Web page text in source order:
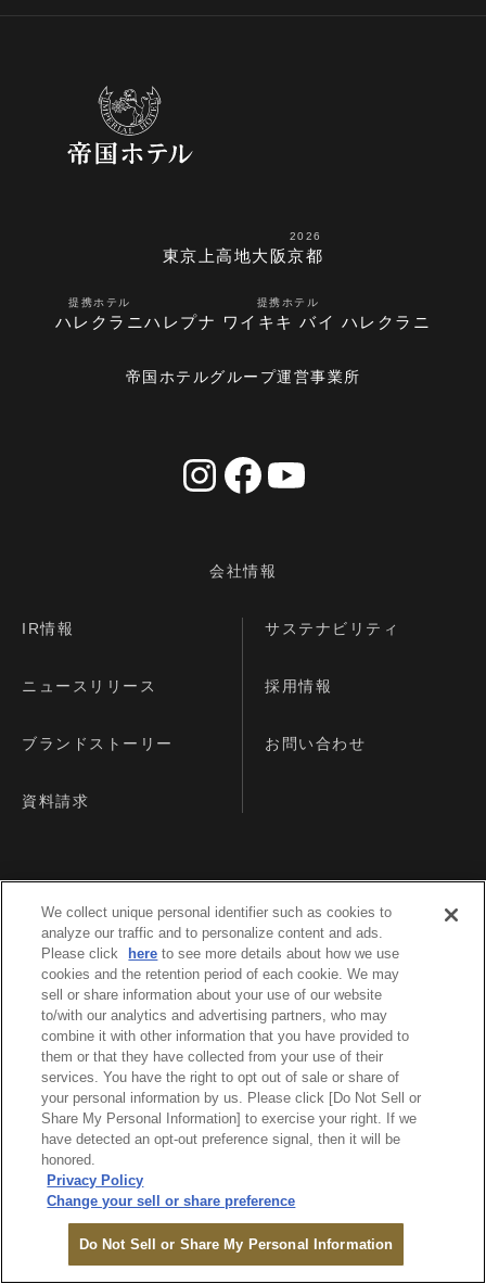
オンライン
ご予約 ログイン
東京 上高地大阪
2026
京都
提携ホテル
ハレクラニ
提携ホテル
ハレプナ ワイキキ バイ ハレクラニ
帝国ホテルグループ運営事業所
会社情報
IR情報 サステナビリティ
ニュースリリース 採用情報
ブランドストーリー お問い合わせ
資料請求
TOP
プライバシーポリシー
利用規約
We collect unique personal identifier such as cookies to
analyze our traffic and to personalize content and ads.
Please click
here to see more details about how we use
cookies and the retention period of each cookie. We may
sell or share information about your use of our website
to/with our analytics and advertising partners, who may
combine it with other information that you have provided to
them or that they have collected from your use of their
services. You have the right to opt out of sale or share of
your personal information by us. Please click [Do Not Sell or
Share My Personal Information] to exercise your right. If we
have detected an opt-out preference signal, then it will be
honored.
Privacy Policy
Change your sell or share preference
Do Not Sell or Share My Personal Information